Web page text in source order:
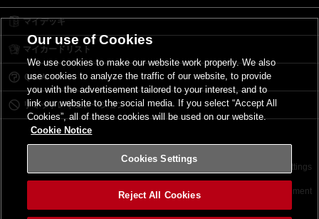
マイデッキ
マイカードリスト
Ｑ＆Ａ
リミットレギュレーション
サイトポリシー Cookies Settings
©2026 Konami Digital Entertainment
Our use of Cookies
We use cookies to make our website work properly. We also
use cookies to analyze the traffic of our website, to provide
you with the advertisement tailored to your interest, and to
link our website to the social media. If you select “Accept All
Cookies”, all of these cookies will be used on our website.
Cookie Notice
Cookies Settings
Reject All Cookies